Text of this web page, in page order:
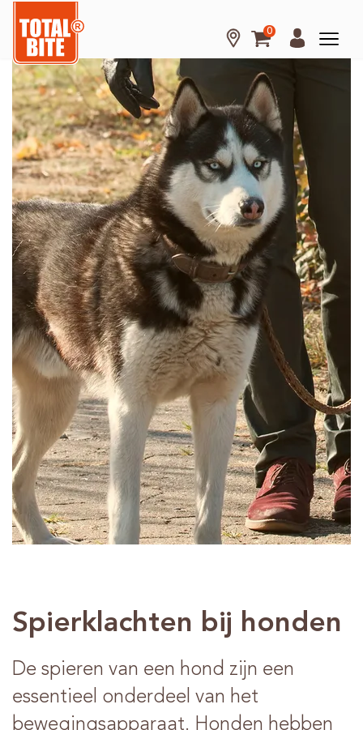
0
Hond
Kat
Knaagdier
Over
Total
Bite
Kennisbank
Tips
en
Advies
Verkooppunten
Contact
Spierklachten bij honden
De spieren van een hond zijn een
essentieel onderdeel van het
bewegingsapparaat. Honden hebben